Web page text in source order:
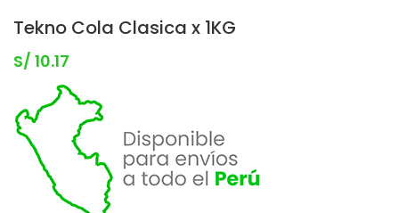
Tekno Cola Clasica x 1KG
S/ 10.17